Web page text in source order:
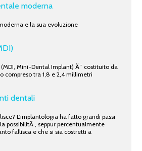
moderna
e la sua evoluzione
Mini-Dental Implant) Ã¨ costituito da
compreso tra 1,8 e 2,4 millimetri
dentali
L'implantologia ha fatto grandi passi
possibilitÃ , seppur percentualmente
fallisca e che si sia costretti a